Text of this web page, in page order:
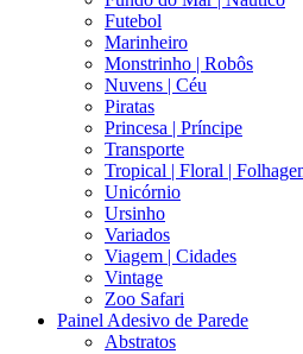
Futebol
Marinheiro
Monstrinho | Robôs
Nuvens | Céu
Piratas
Princesa | Príncipe
Transporte
Tropical | Floral |
Unicórnio
Ursinho
Variados
Viagem | Cidades
Vintage
Zoo Safari
Painel Adesivo de Parede
Abstratos